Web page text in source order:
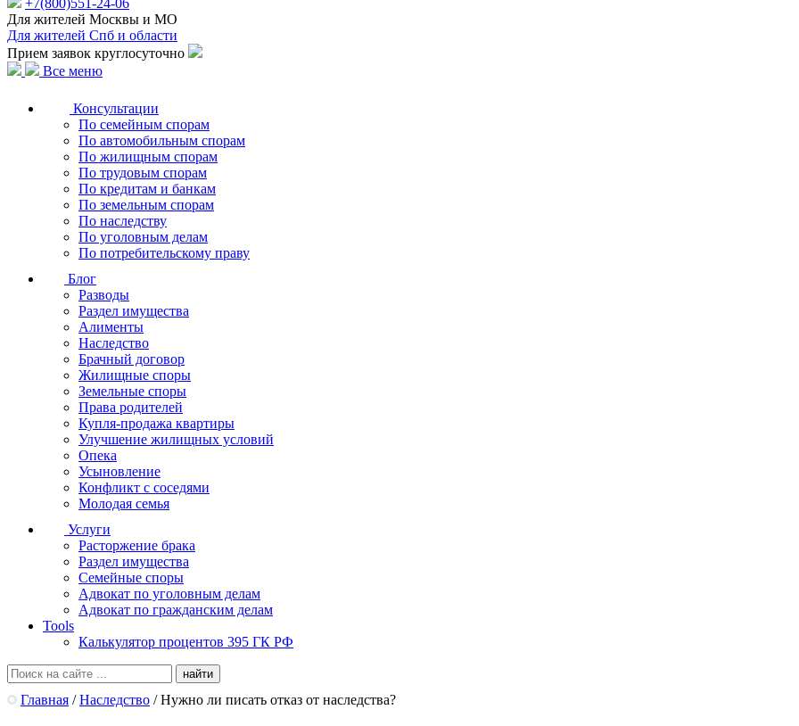
+7(800)551-24-06
Для жителей Москвы и МО
Для жителей Спб и области
Прием заявок круглосуточно
Все меню
Консультации
По семейным спорам
По автомобильным спорам
По жилищным спорам
По трудовым спорам
По кредитам и банкам
По земельным спорам
По наследству
По уголовным делам
По потребительскому праву
Блог
Разводы
Раздел имущества
Алименты
Наследство
Брачный договор
Жилищные споры
Земельные споры
Права родителей
Купля-продажа квартиры
Улучшение жилищных условий
Опека
Усыновление
Конфликт с соседями
Молодая семья
Услуги
Расторжение брака
Раздел имущества
Семейные споры
Адвокат по уголовным делам
Адвокат по гражданским делам
Tools
Калькулятор процентов 395 ГК РФ
Главная / Наследство / Нужно ли писать отказ от наследства?